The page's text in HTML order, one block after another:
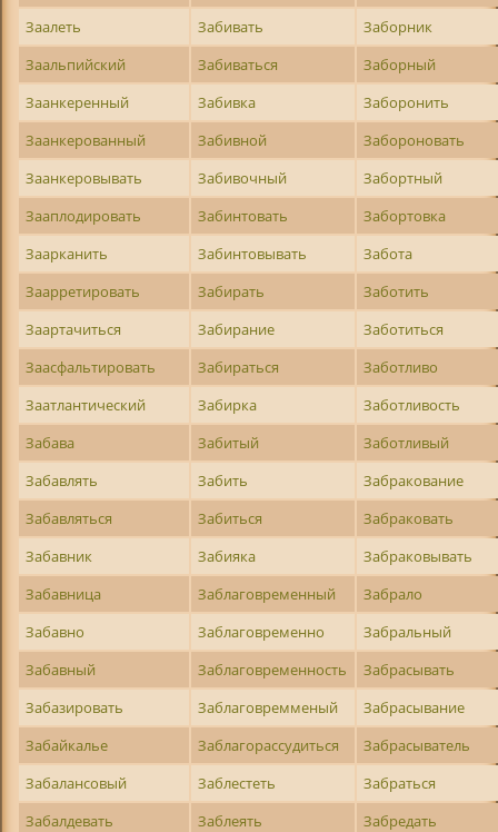
Заалеть
Забивать
Заборник
Заальпийский
Забиваться
Заборный
Заанкеренный
Забивка
Заборонить
Заанкерованный
Забивной
Забороновать
Заанкеровывать
Забивочный
Забортный
Зааплодировать
Забинтовать
Забортовка
Заарканить
Забинтовывать
Забота
Заарретировать
Забирать
Заботить
Заартачиться
Забирание
Заботиться
Заасфальтировать
Забираться
Заботливо
Заатлантический
Забирка
Заботливость
Забава
Забитый
Заботливый
Забавлять
Забить
Забракование
Забавляться
Забиться
Забраковать
Забавник
Забияка
Забраковывать
Забавница
Заблаговременный
Забрало
Забавно
Заблаговременно
Забральный
Забавный
Заблаговременность
Забрасывать
Забазировать
Заблаговремменый
Забрасывание
Забайкалье
Заблагорассудиться
Забрасыватель
Забалансовый
Заблестеть
Забраться
Забалдевать
Заблеять
Забредать